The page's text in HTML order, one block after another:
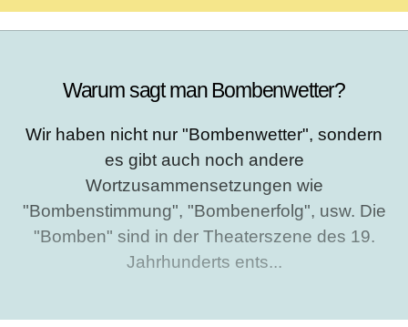
Warum sagt man Bombenwetter?
Wir haben nicht nur "Bombenwetter", sondern
es gibt auch noch andere
Wortzusammensetzungen wie
"Bombenstimmung", "Bombenerfolg", usw. Die
"Bomben" sind in der Theaterszene des 19.
Jahrhunderts ents...